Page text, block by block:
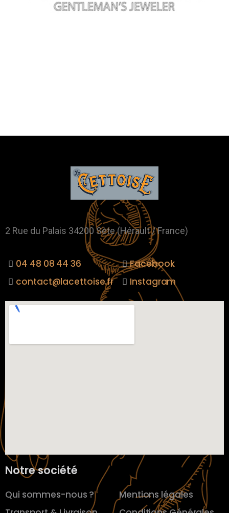
2 Rue du Palais 34200 Sète (Hérault / France)
04 48 08 44 36
contact@lacettoise.fr
Facebook
Instagram
Notre société
Qui sommes-nous ?
Mentions légales